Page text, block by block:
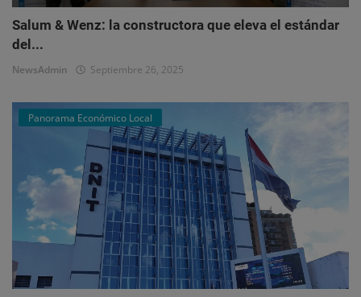
Salum & Wenz: la constructora que eleva el estándar
del...
NewsAdmin Septiembre 26, 2025
Panorama Económico Local